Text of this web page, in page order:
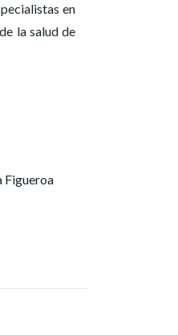
en
la salud de
Figueroa